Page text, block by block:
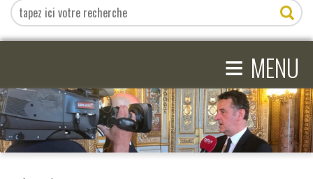
≡ MENU
EN DIRECT DU CANTAL
COMPRENDRE LE SÉNAT